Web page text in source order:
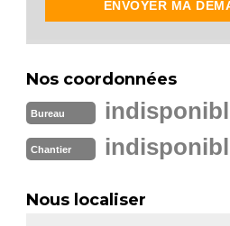
Nos coordonnées
Bureau
Chantier
Nous localiser